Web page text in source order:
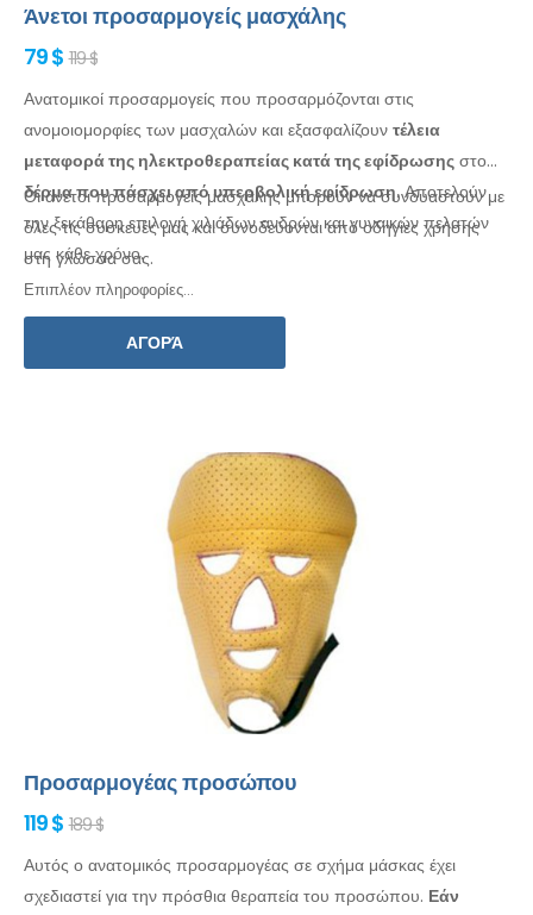
Άνετοι προσαρμογείς μασχάλης
79 $ 119 $
Ανατομικοί προσαρμογείς που προσαρμόζονται στις
ανομοιομορφίες των μασχαλών και εξασφαλίζουν τέλεια
μεταφορά της ηλεκτροθεραπείας κατά της εφίδρωσης στο
δέρμαπου πάσχει από υπερβολική εφίδρωση. Αποτελούν
την ξεκάθαρη επιλογή χιλιάδων ανδρώνκαι γυναικών πελατών
μας κάθε χρόνο.
Οι άνετοι προσαρμογείςμασχάληςμπορούν να συνδυαστούν με
όλεςτις συσκευές μας και συνοδεύονται από οδηγίες χρήσης
στη γλώσσασας.
Επιπλέον πληροφορίες...
ΑΓΟΡΆ
Προσαρμογέας προσώπου
119 $ 189 $
Αυτός ο ανατομικός προσαρμογέας σε σχήμα μάσκας έχει
σχεδιαστεί για την πρόσθια θεραπεία του προσώπου. Εάν